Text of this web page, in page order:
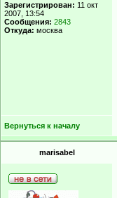
Зарегистрирован: 11 окт
2007, 13:54
Сообщения: 2843
Откуда: москва
Вернуться к началу
marisabel